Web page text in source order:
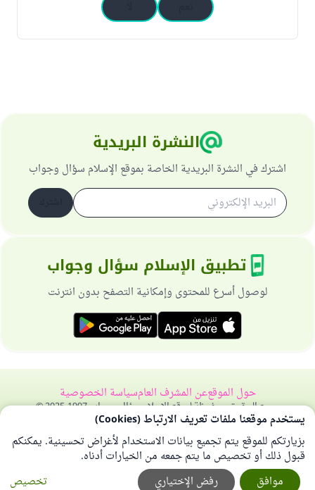
النشرة البريدية
اشترك في النشرة البريدية الخاصة بموقع الإسلام سؤال وجواب
تطبيق الإسلام سؤال وجواب
لوصول أسرع للمحتوى وإمكانية التصفح بدون انترنت
حول الموقععن المشرف العامسياسة الخصوصية
جميع الحقوق محفوظة لموقع الإسلام سؤال وجواب 1997-2025 ©
يستخدم موقعنا ملفات تعريف الارتباط (Cookies)
بزيارتكم للموقع يتم تجميع بيانات الاستخدام لأغراض تحسينية. يمكنكم
قبول ذلك أو تخصيص ما يتم جمعه من الخيارات أدناه.
تخصيص
رفض الإختياري موافق